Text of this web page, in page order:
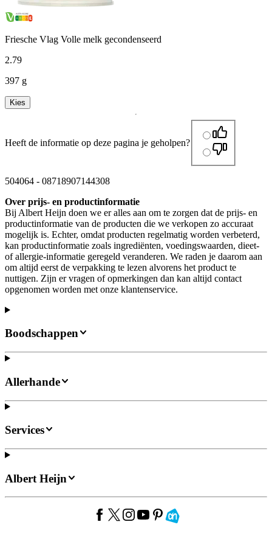
Friesche Vlag Volle melk gecondenseerd
2.79
397 g
Kies
Heeft de informatie op deze pagina je geholpen?
504064 - 08718907144308
Over prijs- en productinformatie
Bij Albert Heijn doen we er alles aan om te zorgen dat de prijs- en
productinformatie van de producten die we verkopen zo accuraat
mogelijk is. Echter, omdat producten regelmatig worden verbeterd,
kan productinformatie zoals ingrediënten, voedingswaarden, dieet-
of allergie-informatie geregeld veranderen. We raden je daarom aan
om altijd eerst de verpakking te lezen alvorens het product te
nuttigen. Zijn er vragen of opmerkingen dan kan altijd contact
opgenomen worden met onze klantenservice.
Boodschappen
Allerhande
Services
Albert Heijn